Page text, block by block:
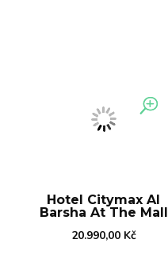
Hotel Citymax Al
Barsha At The Mall
20.990,00 Kč